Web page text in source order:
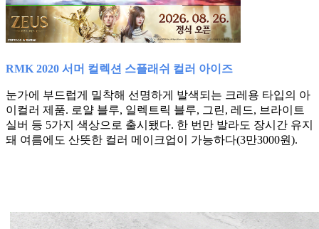
RMK 2020 서머 컬렉션 스플래쉬 컬러 아이즈
눈가에 부드럽게 밀착해 선명하게 발색되는 크레용 타입의 아
이컬러 제품. 로얄 블루, 일렉트릭 블루, 그린, 레드, 브라이트
실버 등 5가지 색상으로 출시됐다. 한 번만 발라도 장시간 유지
돼 여름에도 산뜻한 컬러 메이크업이 가능하다(3만3000원).